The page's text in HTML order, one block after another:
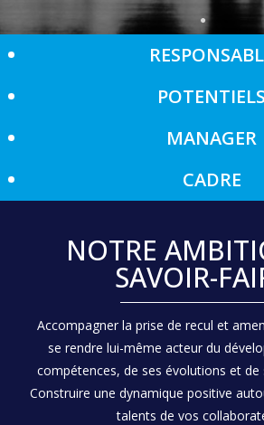
CADRE
MANAGER
POTENTIELS
NOTRE
SAVOIR-
Accompagner la prise de recul et
se rendre lui-même acteur du
compétences, de ses évolutions et de
Construire une dynamique positive
talents de vos